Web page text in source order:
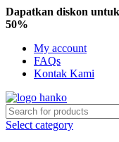
Dapatkan diskon
50%
My account
FAQs
Kontak Kami
Select category